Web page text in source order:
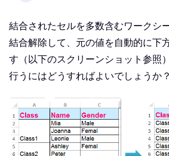
結合されたセルを多数含むワークシ
結合解除して、元の値を自動的に下
す（以下のスクリーンショット参照
行うにはどうすればよいでしょうか？